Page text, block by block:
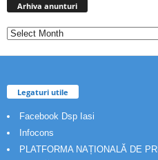
Arhiva anunturi
Legaturi utile
Facebook Dsp Iasi
Infocons
PLATFORMA NAȚIONALĂ DE